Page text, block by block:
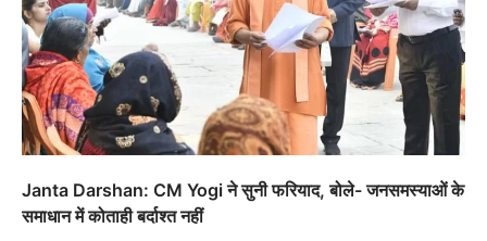
Janta Darshan: CM Yogi ने सुनी फरियाद, बोले- जनसमस्याओं के
समाधान में कोताही बर्दाश्त नहीं